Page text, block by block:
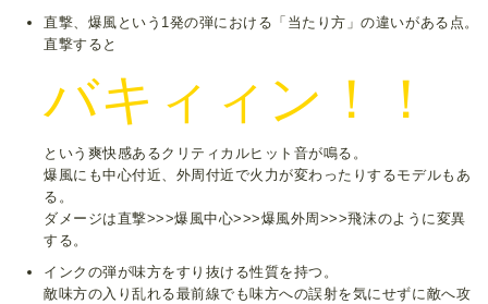
直撃、爆風という1発の弾における「当たり方」の違いがある点。
直撃すると
バキィィン！！
という爽快感あるクリティカルヒット音が鳴る。
爆風にも中心付近、外周付近で火力が変わったりするモデルもあ
る。
ダメージは直撃>>>爆風中心>>>爆風外周>>>飛沫のように変異
する。
インクの弾が味方をすり抜ける性質を持つ。
敵味方の入り乱れる最前線でも味方への誤射を気にせずに敵へ攻